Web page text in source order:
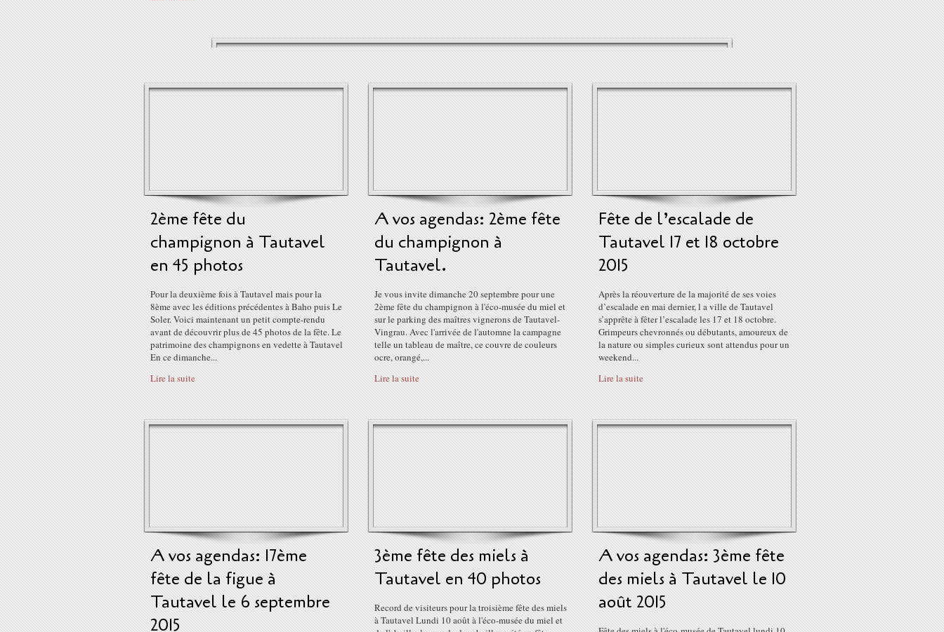
2ème fête du
champignon à Tautavel
en 45 photos
Pour la deuxième fois à Tautavel mais pour la
8ème avec les éditions précédentes à Baho puis Le
Soler. Voici maintenant un petit compte-rendu
avant de découvrir plus de 45 photos de la fête. Le
patrimoine des champignons en vedette à Tautavel
En ce dimanche...
Lire la suite
A vos agendas: 2ème fête
du champignon à
Tautavel.
Je vous invite dimanche 20 septembre pour une
2ème fête du champignon à l'éco-musée du miel et
sur le parking des maîtres vignerons de Tautavel-
Vingrau. Avec l'arrivée de l'automne la campagne
telle un tableau de maître, ce couvre de couleurs
ocre, orangé,...
Lire la suite
Fête de l’escalade de
Tautavel 17 et 18 octobre
2015
Après la réouverture de la majorité de ses voies
d’escalade en mai dernier, l a ville de Tautavel
s’apprête à fêter l’escalade les 17 et 18 octobre.
Grimpeurs chevronnés ou débutants, amoureux de
la nature ou simples curieux sont attendus pour un
weekend...
Lire la suite
A vos agendas: 17ème
fête de la figue à
Tautavel le 6 septembre
2015
3ème fête des miels à
Tautavel en 40 photos
Record de visiteurs pour la troisième fête des miels
à Tautavel Lundi 10 août à l'éco-musée du miel et
A vos agendas: 3ème fête
des miels à Tautavel le 10
août 2015